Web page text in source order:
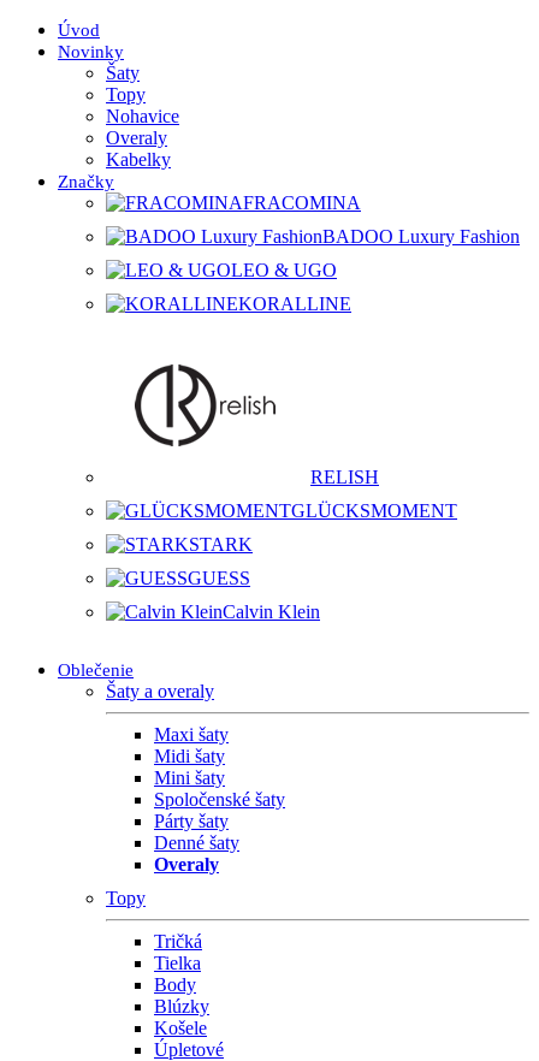
Úvod
Novinky
Šaty
Topy
Nohavice
Overaly
Kabelky
Značky
FRACOMINA
BADOO Luxury Fashion
LEO & UGO
KORALLINE
RELISH
GLÜCKSMOMENT
STARK
GUESS
Calvin Klein
Oblečenie
Šaty a overaly
Maxi šaty
Midi šaty
Mini šaty
Spoločenské šaty
Párty šaty
Denné šaty
Overaly
Topy
Tričká
Tielka
Body
Blúzky
Košele
Úpletové